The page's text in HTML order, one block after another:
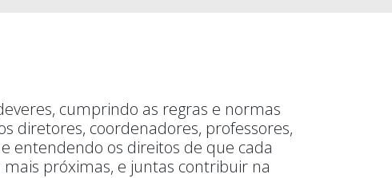
cumprindo as regras e normas
diretores, coordenadores, professores,
entendendo os direitos de que cada
próximas, e juntas contribuir na